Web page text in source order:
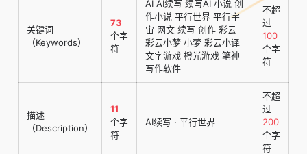
关键词
（Keywords）
73
个字
符
AI AI续写 续写AI 小说 创
作小说 平行世界 平行宇
宙 网文 续写 创作 彩云
彩云小梦 小梦 彩云小译
文字游戏 橙光游戏 笔神
写作软件
不超
过
100
个字
符
描述
（Description）
11
个字
符
AI续写 · 平行世界
不超
过
200
个字
符